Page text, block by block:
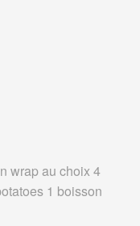
wrap au choix 4
1 boisson